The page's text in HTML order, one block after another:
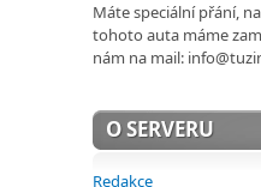
Máte speciální přání,
tohoto auta máme
nám na mail:
O SERVERU
Redakce